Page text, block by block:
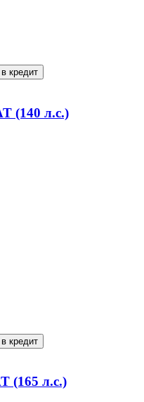
кредит
(140 л.с.)
кредит
(165 л.с.)